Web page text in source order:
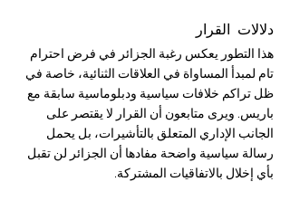
دلالات القرار
هذا التطور يعكس رغبة الجزائر في فرض احترام
تام لمبدأ المساواة في العلاقات الثنائية، خاصة في
ظل تراكم خلافات سياسية ودبلوماسية سابقة مع
باريس. ويرى متابعون أن القرار لا يقتصر على
الجانب الإداري المتعلق بالتأشيرات، بل يحمل
رسالة سياسية واضحة مفادها أن الجزائر لن تقبل
بأي إخلال بالاتفاقيات المشتركة.